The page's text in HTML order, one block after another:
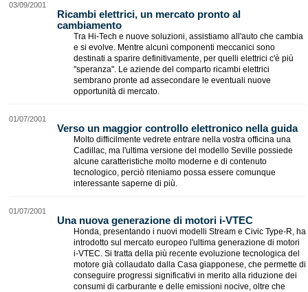
03/09/2001
Ricambi elettrici, un mercato pronto al
cambiamento
Tra Hi-Tech e nuove soluzioni, assistiamo all'auto che cambia
e si evolve. Mentre alcuni componenti meccanici sono
destinati a sparire definitivamente, per quelli elettrici c'è più
"speranza". Le aziende del comparto ricambi elettrici
sembrano pronte ad assecondare le eventuali nuove
opportunità di mercato.
01/07/2001
Verso un maggior controllo elettronico nella guida
Molto difficilmente vedrete entrare nella vostra officina una
Cadillac, ma l'ultima versione del modello Seville possiede
alcune caratteristiche molto moderne e di contenuto
tecnologico, perciò riteniamo possa essere comunque
interessante saperne di più.
01/07/2001
Una nuova generazione di motori i-VTEC
Honda, presentando i nuovi modelli Stream e Civic Type-R, ha
introdotto sul mercato europeo l'ultima generazione di motori
i-VTEC. Si tratta della più recente evoluzione tecnologica del
motore già collaudato dalla Casa giapponese, che permette di
conseguire progressi significativi in merito alla riduzione dei
consumi di carburante e delle emissioni nocive, oltre che